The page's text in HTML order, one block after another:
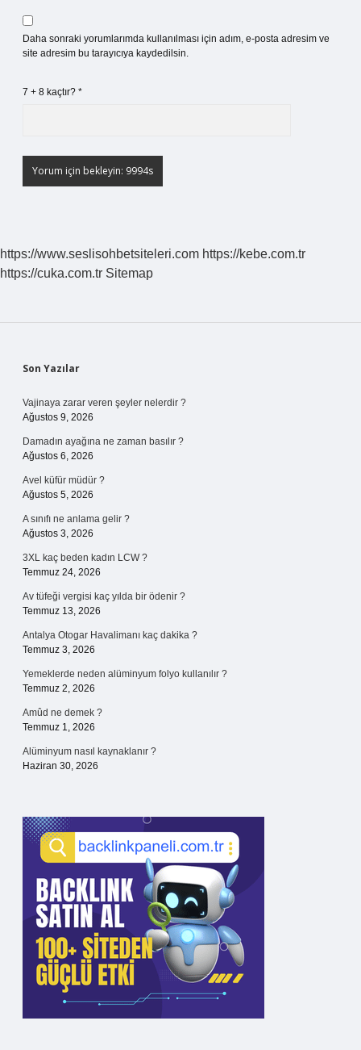
Daha sonraki yorumlarımda kullanılması için adım, e-posta adresim ve
site adresim bu tarayıcıya kaydedilsin.
7 + 8 kaçtır? *
https://www.seslisohbetsiteleri.com https://kebe.com.tr
https://cuka.com.tr Sitemap
Sidebar
Son Yazılar
Vajinaya zarar veren şeyler nelerdir ?
Ağustos 9, 2026
Damadın ayağına ne zaman basılır ?
Ağustos 6, 2026
Avel küfür müdür ?
Ağustos 5, 2026
A sınıfı ne anlama gelir ?
Ağustos 3, 2026
3XL kaç beden kadın LCW ?
Temmuz 24, 2026
Av tüfeği vergisi kaç yılda bir ödenir ?
Temmuz 13, 2026
Antalya Otogar Havalimanı kaç dakika ?
Temmuz 3, 2026
Yemeklerde neden alüminyum folyo kullanılır ?
Temmuz 2, 2026
Amûd ne demek ?
Temmuz 1, 2026
Alüminyum nasıl kaynaklanır ?
Haziran 30, 2026